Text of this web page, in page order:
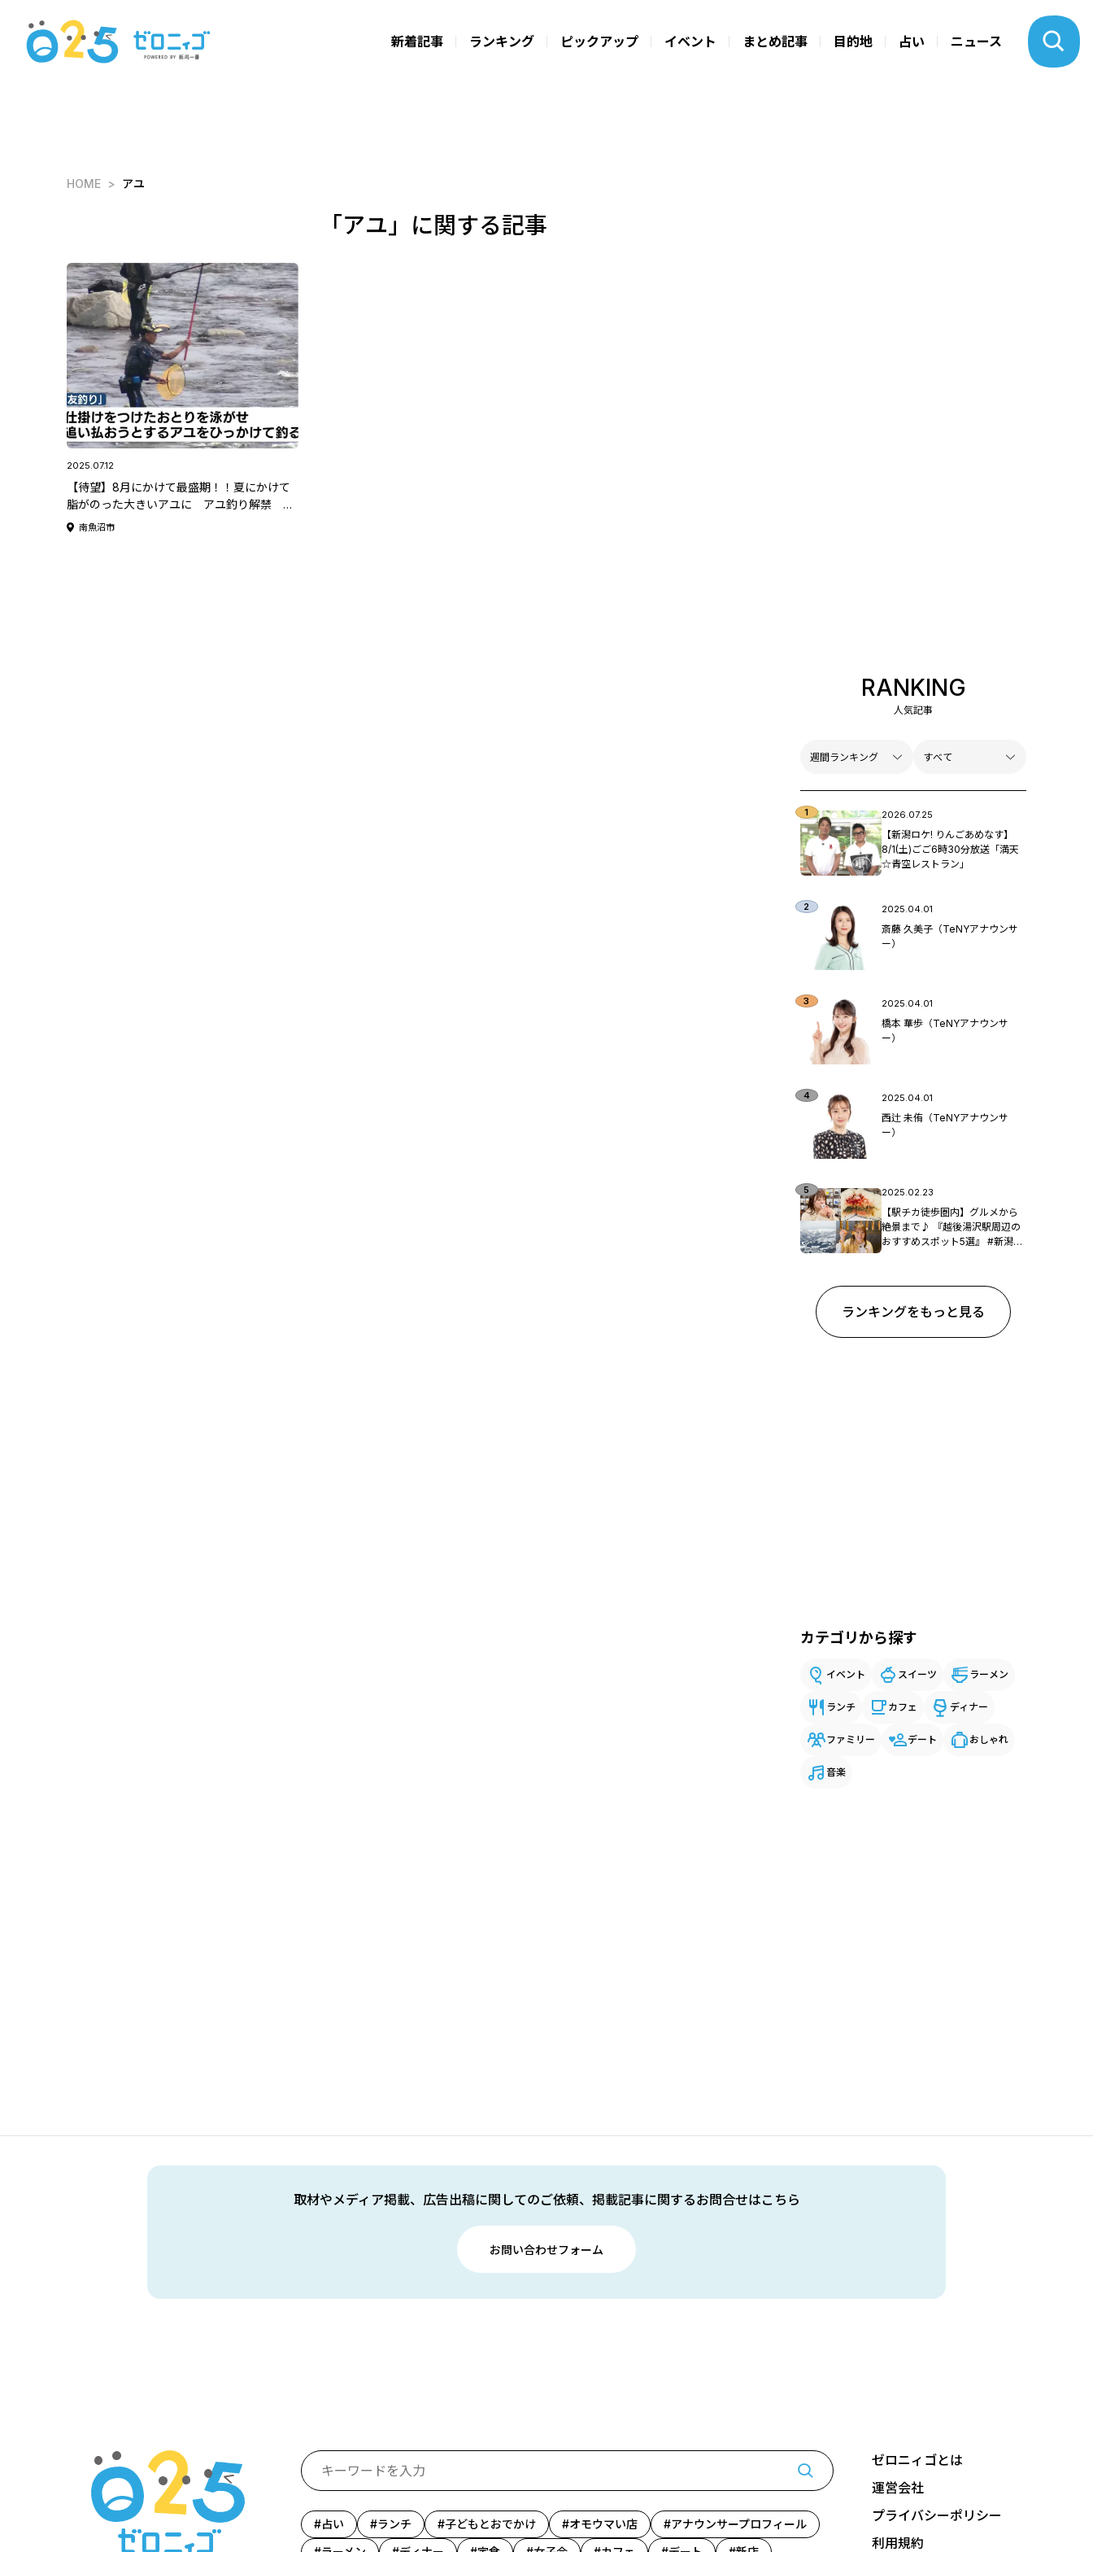
新着記事 ランキング ピックアップ イベント まとめ記事 目的地 占い ニュース
HOME アユ
「アユ」に関する記事
2025.07.12
【待望】8月にかけて最盛期！！夏にかけて
脂がのった大きいアユに アユ釣り解禁 魚
野川には多くの釣り人《新潟》
南魚沼市
RANKING
人気記事
2026.07.25
【新潟ロケ! りんごあめなす】
8/1(土)ごご6時30分放送「満天
☆青空レストラン」
2025.04.01
斎藤 久美子（TeNYアナウンサ
ー）
2025.04.01
橋本 華歩（TeNYアナウンサ
ー）
2025.04.01
西辻 未侑（TeNYアナウンサ
ー）
2025.02.23
【駅チカ徒歩圏内】グルメから
絶景まで♪ 『越後湯沢駅周辺の
おすすめスポット5選』 #新潟観
ランキングをもっと見る
カテゴリから探す
イベント スイーツ ラーメン
ランチ カフェ ディナー
ファミリー デート おしゃれ
音楽
取材やメディア掲載、広告出稿に関してのご依頼、掲載記事に関するお問合せはこちら
お問い合わせフォーム
占い ランチ 子どもとおでかけ オモウマい店
アナウンサープロフィール
ゼロニィゴとは
運営会社
プライバシーポリシー
利用規約